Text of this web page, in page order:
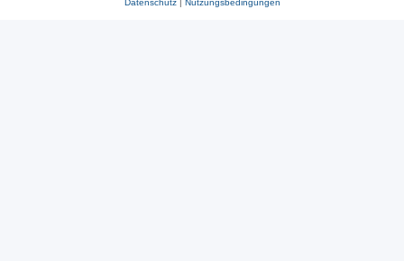
Datenschutz| Nutzungsbedingungen